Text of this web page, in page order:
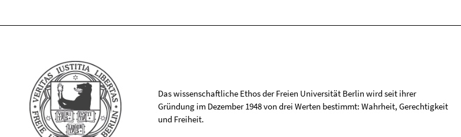
Das wissenschaftliche Ethos der Freien Universität Berlin wird seit ihrer
Gründung im Dezember 1948 von drei Werten bestimmt: Wahrheit, Gerechtigkeit
und Freiheit.